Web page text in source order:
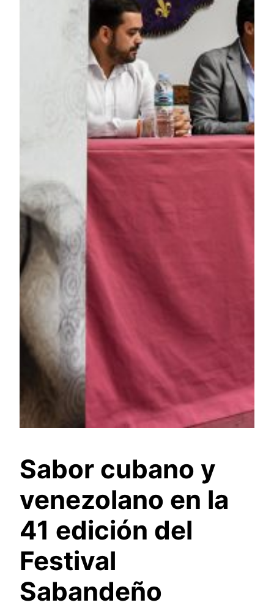
Sabor cubano y
venezolano en la
41 edición del
Festival
Sabandeño